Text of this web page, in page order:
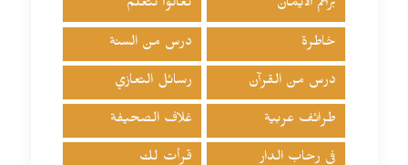
براعم الايمان تعالوا نتعلم
خاطرة درس من السنة
درس من القرآن رسائل التعازي
طرائف عربية غلاف الصحيفة
في رحاب الدار قرأت لك